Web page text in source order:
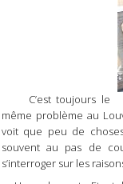
C’est toujours le
même problème au
voit que peu de
souvent au pas de
s’interroger sur les